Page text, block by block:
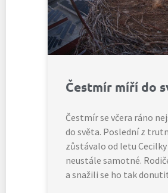
Čestmír míří do
Čestmír se včera ráno
do světa. Poslední z
zůstávalo od letu
neustále samotné.
a snažili se ho tak